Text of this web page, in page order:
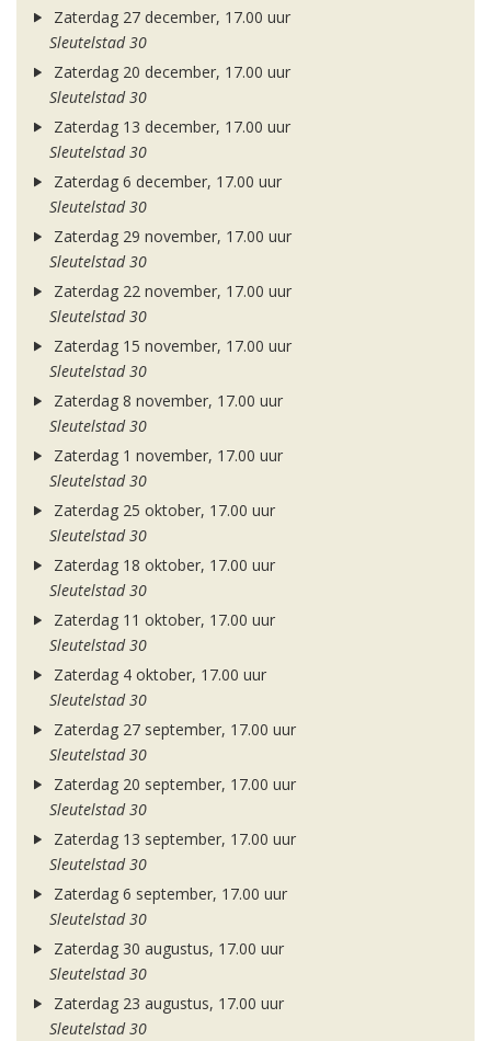
Zaterdag 27 december, 17.00 uur
Sleutelstad 30
Zaterdag 20 december, 17.00 uur
Sleutelstad 30
Zaterdag 13 december, 17.00 uur
Sleutelstad 30
Zaterdag 6 december, 17.00 uur
Sleutelstad 30
Zaterdag 29 november, 17.00 uur
Sleutelstad 30
Zaterdag 22 november, 17.00 uur
Sleutelstad 30
Zaterdag 15 november, 17.00 uur
Sleutelstad 30
Zaterdag 8 november, 17.00 uur
Sleutelstad 30
Zaterdag 1 november, 17.00 uur
Sleutelstad 30
Zaterdag 25 oktober, 17.00 uur
Sleutelstad 30
Zaterdag 18 oktober, 17.00 uur
Sleutelstad 30
Zaterdag 11 oktober, 17.00 uur
Sleutelstad 30
Zaterdag 4 oktober, 17.00 uur
Sleutelstad 30
Zaterdag 27 september, 17.00 uur
Sleutelstad 30
Zaterdag 20 september, 17.00 uur
Sleutelstad 30
Zaterdag 13 september, 17.00 uur
Sleutelstad 30
Zaterdag 6 september, 17.00 uur
Sleutelstad 30
Zaterdag 30 augustus, 17.00 uur
Sleutelstad 30
Zaterdag 23 augustus, 17.00 uur
Sleutelstad 30